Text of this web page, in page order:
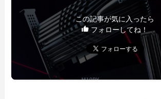
この記事が気に入ったら
フォローしてね！